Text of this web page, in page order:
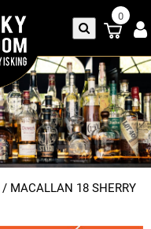
0
/ MACALLAN 18 SHERRY